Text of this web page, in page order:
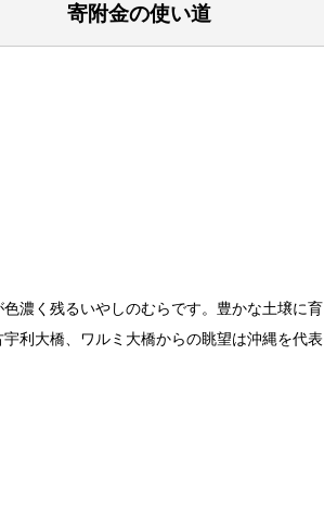
寄附金の使い道
濃く残るいやしのむらです。豊かな土壌に育
利大橋、ワルミ大橋からの眺望は沖縄を代表